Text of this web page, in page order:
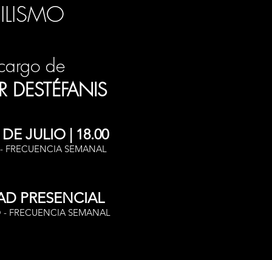
de
DESTÉFANIS
JULIO | 18.00
FRECUENCIA SEMANAL
PRESENCIAL
FRECUENCIA SEMANAL